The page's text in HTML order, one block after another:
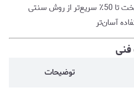
روش سنتی
آسان‌تر
توضیحات